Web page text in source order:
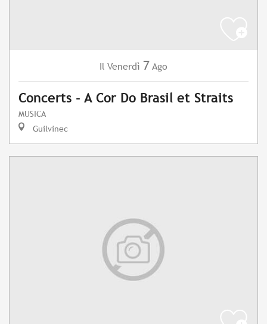
Il Venerdì 7 Ago
Concerts - A Cor Do Brasil et Straits
MUSICA
Guilvinec